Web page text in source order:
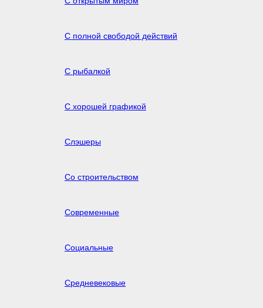
С полной свободой действий
С рыбалкой
С хорошей графикой
Слэшеры
Со строительством
Современные
Социальные
Средневековые